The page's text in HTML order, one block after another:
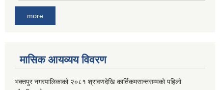
more
मासिक आयव्यय विवरण
भक्तपुर नगरपालिकाको २०८१ श्रावणदेखि कार्तिकमसान्तसम्मको पहिलो